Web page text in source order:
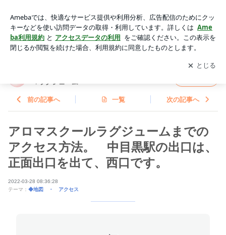
の出口は、正面出口を出て、西口です。 | 東京・中目黒｜香り
で心と身体を整えるアロマラグジューム
アプリをダウンロードして ブログの更新通知
を受け取りまし
ょう。
開く
マラグジューム
前の記事へ 一覧 次の記事へ
アロマスクールラグジュームまでの
アクセス方法。 中目黒駅の出口は、
正面出口を出て、西口です。
2022-03-28 08:36:28
テーマ： ◆地図 ・ アクセス